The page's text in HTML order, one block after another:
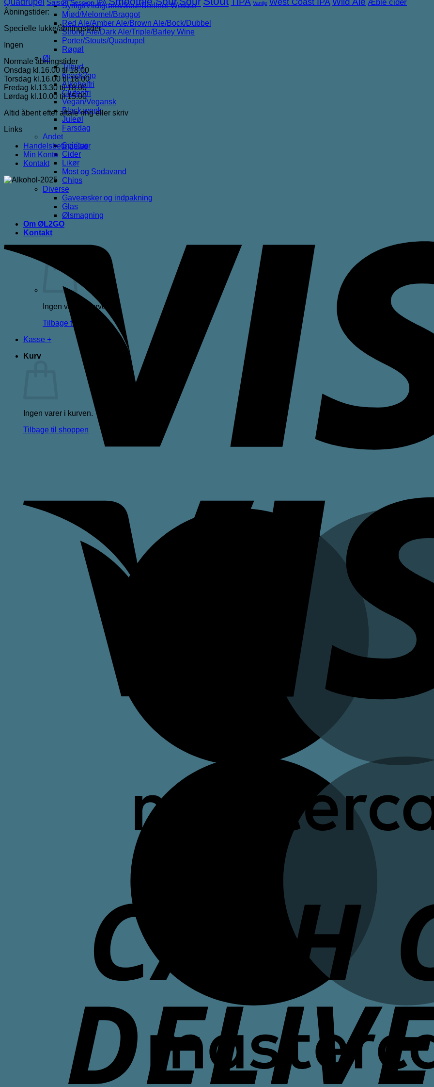
Syrligt/Vildtgæret/Sour/Berliner Weisse
Mjød/Melomel/Braggot
Red Ale/Amber Ale/Brown Ale/Bock/Dubbel
Strong Ale/Dark Ale/Triple/Barley Wine
Porter/Stouts/Quadrupel
Røgøl
Øl
Tilbud
6pack2go
Alkoholfri
Glutenfri
Vegan/Vegansk
Black week
Juleøl
Farsdag
Andet
Spiritus
Cider
Likør
Most og Sodavand
Chips
Diverse
Gaveæsker og indpakning
Glas
Ølsmagning
Om ØL2GO
Kontakt
Ingen varer i kurven.
Tilbage til shoppen
Kasse +
Kurv
Ingen varer i kurven.
Tilbage til shoppen
Quadrupel Saison Session IPA Vanilje Æble cider
Åbningstider:
Specielle lukke/åbningstider
Ingen
Normale åbningstider
Onsdag kl.16.00 til 18.00
Torsdag kl.16.00 til 18.00
Fredag kl.13.30 til 18.00
Lørdag kl.10.00 til 15.00
Altid åbent efter aftale ring eller skriv
Links
Handelsbetingelser
Min Konto
Kontakt